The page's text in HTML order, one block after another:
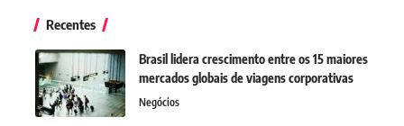
Recentes
Brasil lidera crescimento entre os 15 maiores
mercados globais de viagens corporativas
Negócios